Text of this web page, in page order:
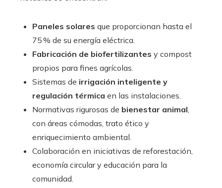
Paneles solares que proporcionan hasta el
75 % de su energía eléctrica.
Fabricación de biofertilizantes y compost
propios para fines agrícolas.
Sistemas de irrigación inteligente y
regulación térmica en las instalaciones.
Normativas rigurosas de bienestar animal
con áreas cómodas, trato ético y
enriquecimiento ambiental.
Colaboración en iniciativas de reforestación,
economía circular y educación para la
comunidad.